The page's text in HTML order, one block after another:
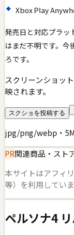
Xbox Play
発売日と対応プラッ
はまだ不明です。今
ろです。
スクリーンショッ
映されます。
スクショを投稿する
jpg/png/webp・
PR関連商品・スト
本サイトはアフィ
等）を利用していま
ペルソナ4